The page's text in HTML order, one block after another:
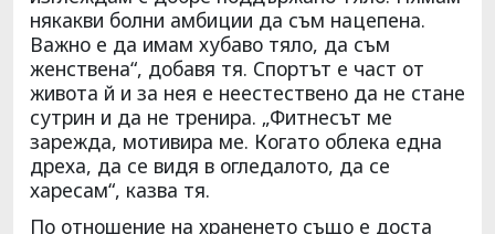
някакви болни амбиции да съм нацепена.
Важно е да имам хубаво тяло, да съм
женствена“, добавя тя. Спортът е част от
живота й и за нея е неестествено да не стане
сутрин и да не тренира. „Фитнесът ме
зарежда, мотивира ме. Когато облека една
дреха, да се видя в огледалото, да се
харесам“, казва тя.
По отношение на храненето също е доста